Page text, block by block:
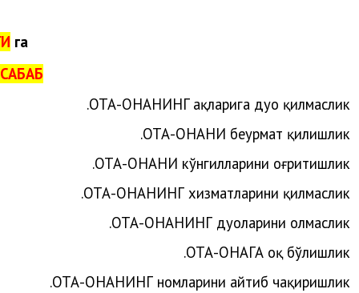
га
ОТА-ОНАНИНГ ҳақларига дуо қилмаслик
.
ОТА-ОНАНИ беҳурмат қилишлик.
ОТА-ОНАНИ кўнгилларини оғритишлик.
ОТА-ОНАНИНГ хизматларини қилмаслик.
ОТА-ОНАНИНГ дуоларини олмаслик.
ОТА-ОНАГА оқ бўлишлик.
ОТА-ОНАНИНГ номларини айтиб чақиришлик.